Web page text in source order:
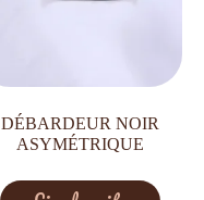
DÉBARDEUR NOIR
ASYMÉTRIQUE